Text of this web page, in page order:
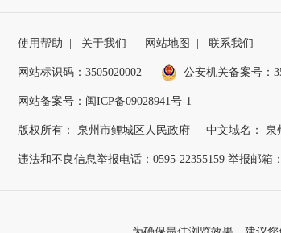
使用帮助 | 关于我们 | 网站地图 | 联系我们
网站标识码：3505020002 公安机关备案号：
网站备案号：闽ICP备09028941号-1
版权所有： 泉州市鲤城区人民政府 中文域名： 泉
违法和不良信息举报电话：0595-22355159 举报邮箱